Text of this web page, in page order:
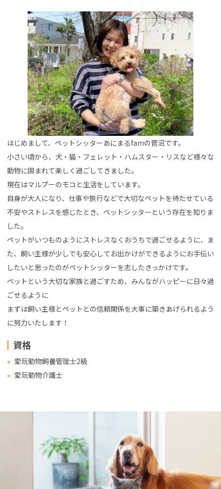
はじめまして、ペットシッターあにまるfamの菅沼です。
小さい頃から、犬・猫・フェレット・ハムスター・リスなど様々な
動物に囲まれて楽しく過ごしてきました。
現在はマルプーのモコと生活をしています。
自身が大人になり、仕事や旅行などで大切なペットを待たせている
不安やストレスを感じたとき、ペットシッターという存在を知りま
した。
ペットがいつものようにストレスなくおうちで過ごせるように、ま
た、飼い主様が少しでも安心してお出かけができるようにお手伝い
したいと思ったのがペットシッターを志したきっかけです。
ペットという大切な家族と過ごすため、みんながハッピーに日々過
ごせるように
まずは飼い主様とペットとの信頼関係を大事に築きあげられるよう
に努力いたします！
資格
愛玩動物飼養管理士2級
愛玩動物介護士